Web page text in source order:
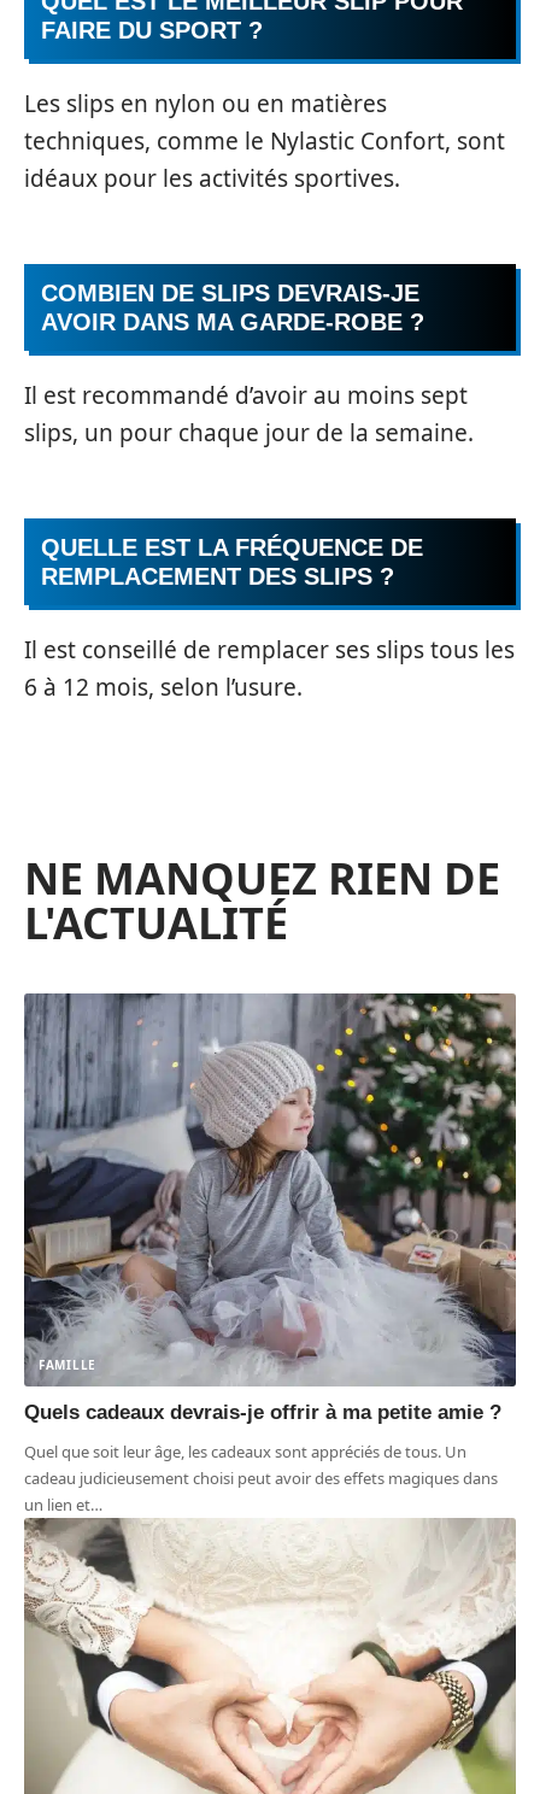
FAIRE DU SPORT ?
Les slips en nylon ou en matières
techniques, comme le Nylastic Confort, sont
idéaux pour les activités sportives.
COMBIEN DE SLIPS DEVRAIS-JE
AVOIR DANS MA GARDE-ROBE ?
Il est recommandé d’avoir au moins sept
slips, un pour chaque jour de la semaine.
QUELLE EST LA FRÉQUENCE DE
REMPLACEMENT DES SLIPS ?
Il est conseillé de remplacer ses slips tous les
6 à 12 mois, selon l’usure.
NE MANQUEZ RIEN DE
L'ACTUALITÉ
FAMILLE
Quels cadeaux devrais-je offrir à ma petite amie ?
Quel que soit leur âge, les cadeaux sont appréciés de tous. Un
cadeau judicieusement choisi peut avoir des effets magiques dans
un lien et…